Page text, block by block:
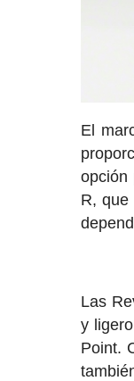
El
opción
R, que
Las
y
Point.